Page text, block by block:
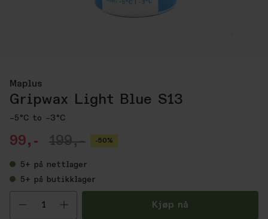
Maplus
Gripwax Light Blue S13
–5°C to –3°C
99,- 199,- -50%
5+ på nettlager
5+ på butikklager
Velg antall Kjøp nå